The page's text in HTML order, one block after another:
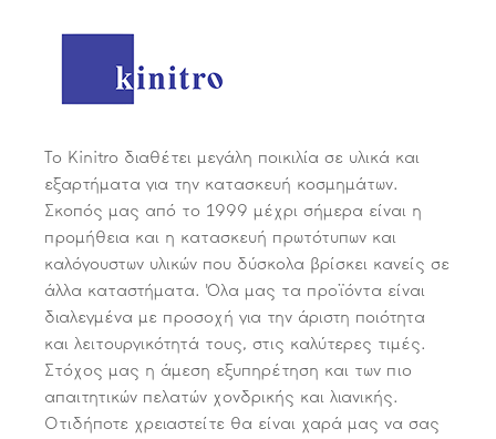
Το Kinitro διαθέτει μεγάλη ποικιλία σε υλικά και
εξαρτήματα για την κατασκευή κοσμημάτων.
Σκοπός μας από το 1999 μέχρι σήμερα είναι η
προμήθεια και η κατασκευή πρωτότυπων και
καλόγουστων υλικών που δύσκολα βρίσκει κανείς σε
άλλα καταστήματα. Όλα μας τα προϊόντα είναι
διαλεγμένα με προσοχή για την άριστη ποιότητα
και λειτουργικότητά τους, στις καλύτερες τιμές.
Στόχος μας η άμεση εξυπηρέτηση και των πιο
απαιτητικών πελατών χονδρικής και λιανικής.
Οτιδήποτε χρειαστείτε θα είναι χαρά μας να σας